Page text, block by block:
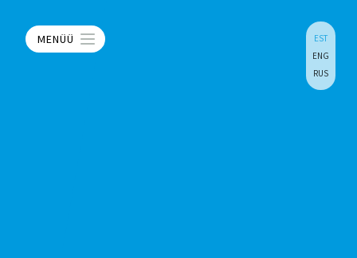
MENÜÜ
EST
ENG
RUS